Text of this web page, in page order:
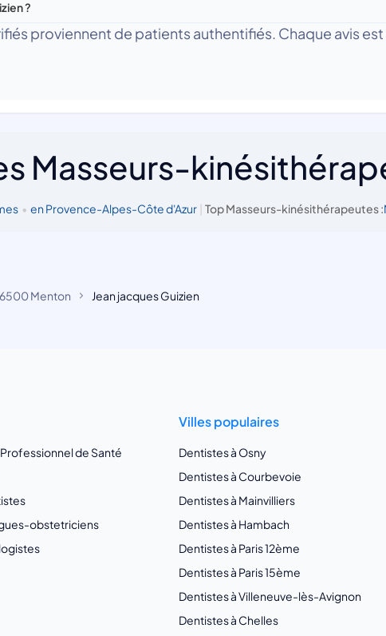
?
proviennent de patients authentifiés. Chaque avis
Masseurs-
• en Provence-Alpes-Côte d'Azur | Top Masseurs-kinésithérapeutes :
Menton Jean jacques Guizien
de Santé
obstetriciens
Villes populaires
Dentistes à Osny
Dentistes à Courbevoie
Dentistes à Mainvilliers
Dentistes à Hambach
Dentistes à Paris 12ème
Dentistes à Paris 15ème
Dentistes à Villeneuve-lès-Avignon
Dentistes à Chelles